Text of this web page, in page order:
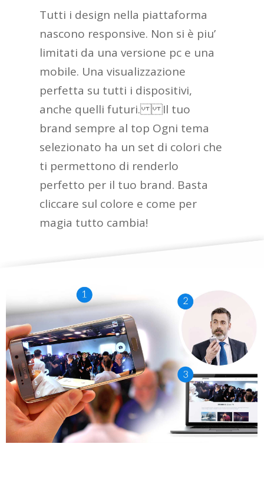
Tutti i design nella piattaforma
nascono responsive. Non si è piu’
limitati da una versione pc e una
mobile. Una visualizzazione
perfetta su tutti i dispositivi,
anche quelli futuri. Il tuo
brand sempre al top Ogni tema
selezionato ha un set di colori che
ti permettono di renderlo
perfetto per il tuo brand. Basta
cliccare sul colore e come per
magia tutto cambia!